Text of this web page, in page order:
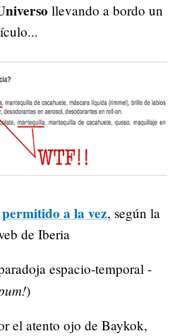
llevando a bordo un
a la vez, según la
de Iberia
espacio-temporal -
)
el atento ojo de Baykok,